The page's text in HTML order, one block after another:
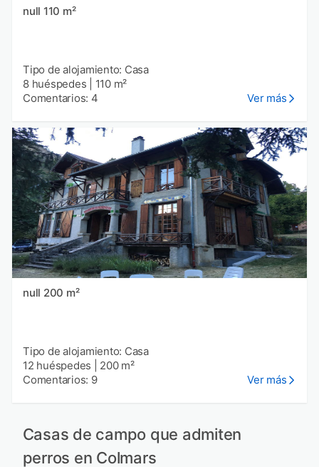
null 110 m²
Tipo de alojamiento: Casa
8 huéspedes
110 m²
Comentarios: 4
Ver más
null 200 m²
Tipo de alojamiento: Casa
12 huéspedes
200 m²
Comentarios: 9
Ver más
Casas de campo que admiten
perros en Colmars